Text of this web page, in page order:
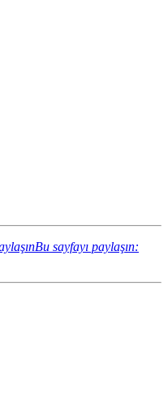
Bu sayfayı paylaşın: